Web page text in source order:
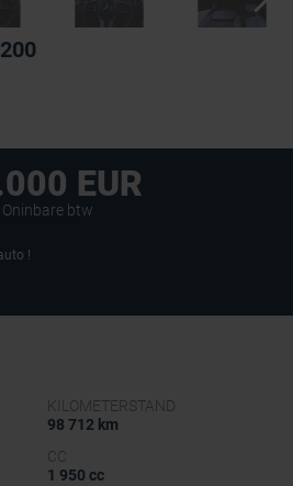
EUR
Oninbare btw
!
KILOMETERSTAND
98 712 km
CC
1 950 cc